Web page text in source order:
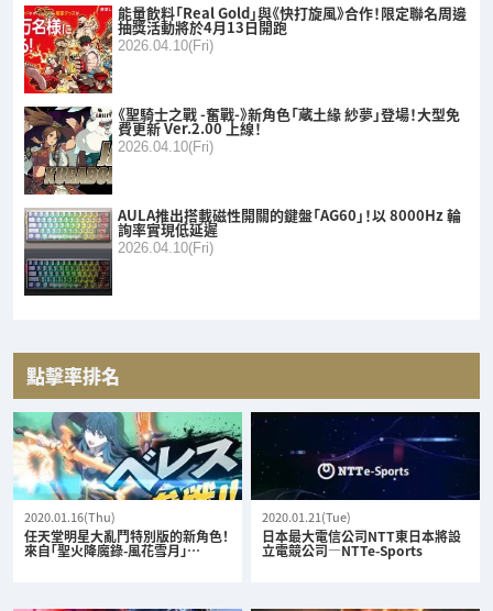
能量飲料「Real Gold」與《快打旋風》合作！限定聯名周邊
抽獎活動將於4月13日開跑
2026.04.10(Fri)
《聖騎士之戰 -奮戰-》新角色「蔵土緣 紗夢」登場！大型免
費更新 Ver.2.00 上線！
2026.04.10(Fri)
AULA推出搭載磁性開關的鍵盤「AG60」！以 8000Hz 輪
詢率實現低延遲
2026.04.10(Fri)
點擊率排名
2020.01.16(Thu)
任天堂明星大亂鬥特別版的新角色！
來自「聖火降魔錄-風花雪月」…
2020.01.21(Tue)
日本最大電信公司NTT東日本將設
立電競公司—NTTe-Sports